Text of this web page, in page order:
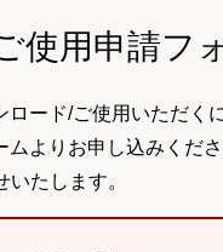
使用申請フ
ロード/ご使用いただく
ムよりお申し込みくだ
たします。